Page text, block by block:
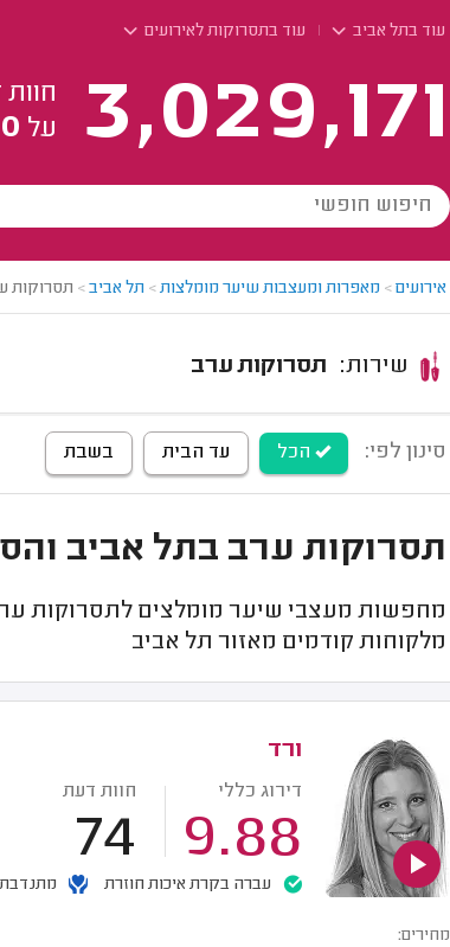
עוד בתל אביב עוד בתסרוקות לאירועים
3,029,171
על
אירועים> מאפרות ומעצבות שיער מומלצות> תל אביב> תסרוקות
תסרוקות ערב
סינון לפי: הכל עד הבית בשבת
תסרוקות ערב בתל אביב
מחפשות מעצבי שיער מומלצים לתסרוקות
מלקוחות קודמים מאזור תל אביב
ורד
דירוג כללי
9.88
חוות דעת
74
עברה בקרת איכות חוזרת
מחירים: